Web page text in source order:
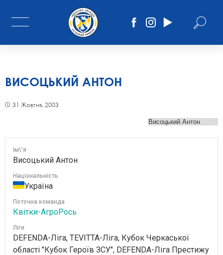
ВИСОЦЬКИЙ АНТОН
31 Жовтня, 2003
Ім\'я
Висоцький Антон
Національність
Україна
Поточна команда
Квітки-АгроРось
Ліги
DEFENDA-Ліга, TEVITTA-Ліга, Кубок Черкаської
області "Кубок Героїв ЗСУ", DEFENDA-Ліга Престижу